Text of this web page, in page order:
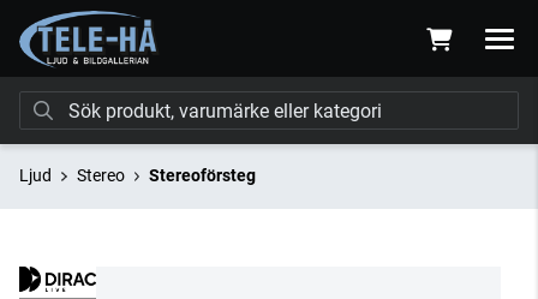
Ljud Stereo Stereoförsteg